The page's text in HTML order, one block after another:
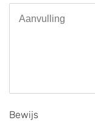
Bewijs